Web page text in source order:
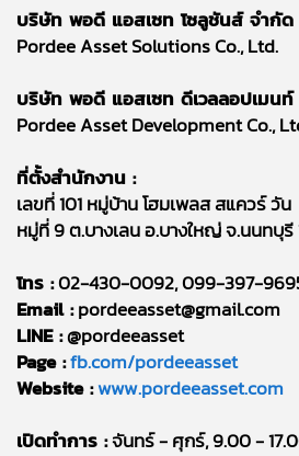
บริษัท พอดี แอสเซท โซลูชันส์ จำกัด
Pordee Asset Solutions Co., Ltd.
บริษัท พอดี แอสเซท ดีเวลลอปเมน
Pordee Asset Development Co.,
ที่ตั้งสำนักงาน :
เลขที่ 101 หมู่บ้าน โฮมเพลส สแควร์ วัน
หมู่ที่ 9 ต.บางเลน อ.บางใหญ่ จ.นนทบุรี
โทร :02-430-0092, 099-397-
Email :pordeeasset@gmail.com
LINE :@pordeeasset
Page :fb.com/pordeeasset
Website :www.pordeeasset.com
เปิดทำการ :จันทร์ - ศุกร์, 9.00 -